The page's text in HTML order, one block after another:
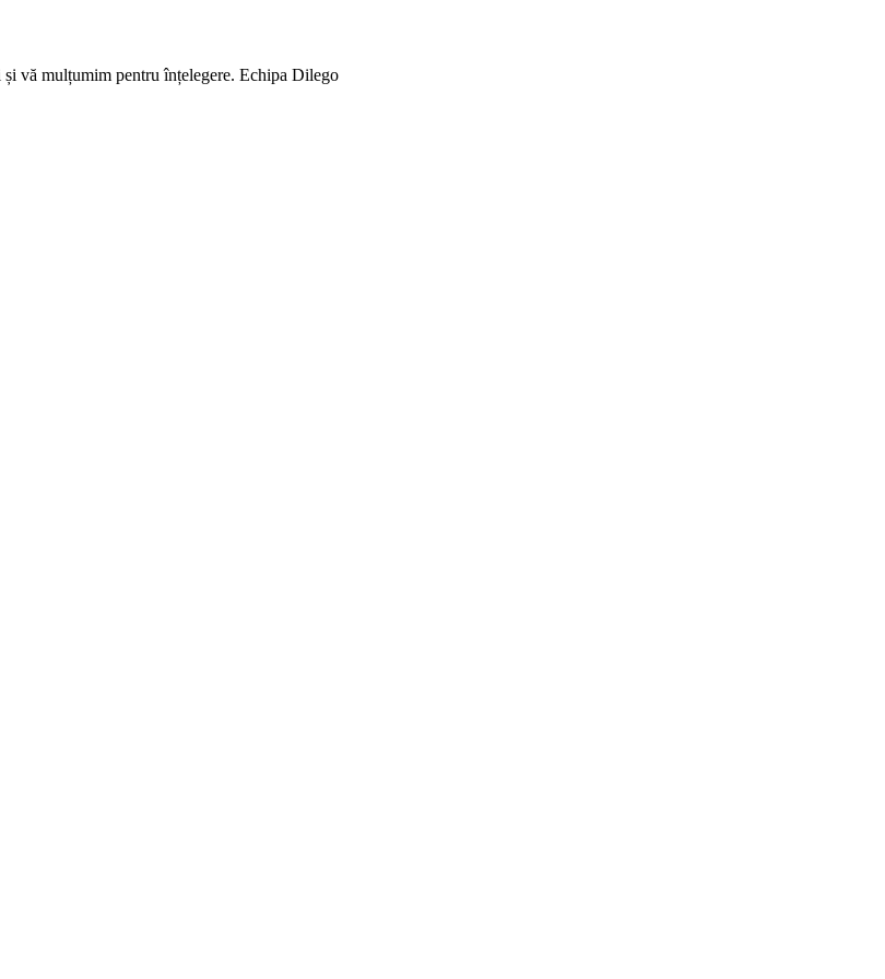
vă mulțumim pentru înțelegere. Echipa Dilego